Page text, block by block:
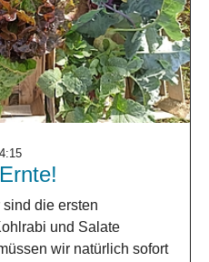
die ersten
und Salate
wir natürlich sofort